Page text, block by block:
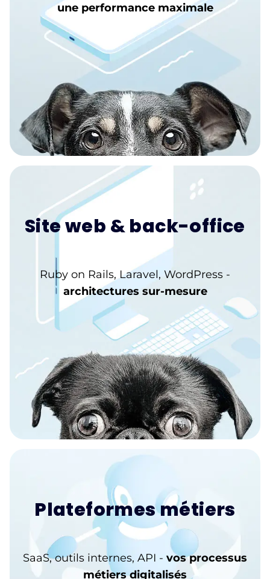
une performance maximale
Site web & back-office
Ruby on Rails, Laravel, WordPress -
architectures sur-mesure
Plateformes métiers
SaaS, outils internes, API - vos processus
métiers digitalisés